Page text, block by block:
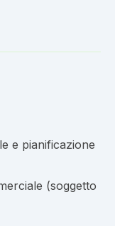
e pianificazione
(soggetto